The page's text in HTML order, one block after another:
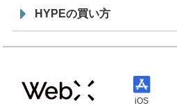
HYPEの買い方
iOS